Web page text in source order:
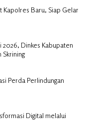
Kapolres Baru, Siap Gelar
2026, Dinkes Kabupaten
Skrining
Perda Perlindungan
Digital melalui